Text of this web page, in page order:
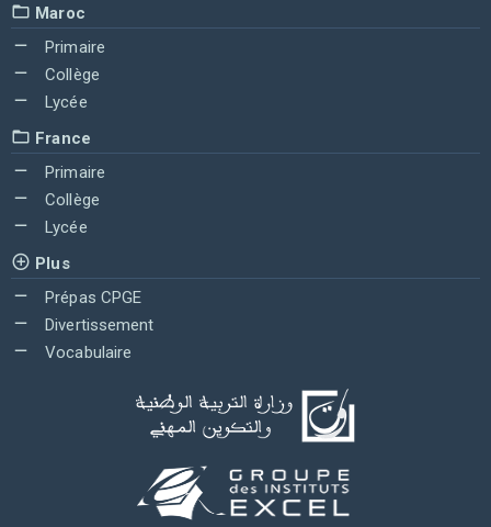
Maroc
Primaire
Collège
Lycée
France
Primaire
Collège
Lycée
Plus
Prépas CPGE
Divertissement
Vocabulaire